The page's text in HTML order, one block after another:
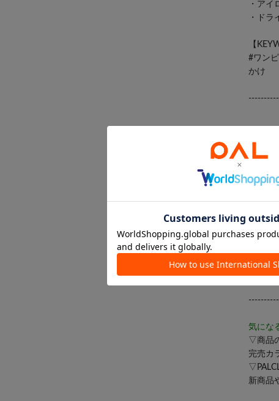
・アイ
・ドラ
【
#ワン
かけ
光や
また
ご了承
※着用
アテ
【
オト
気にな
▽商品
完売カ
新商品